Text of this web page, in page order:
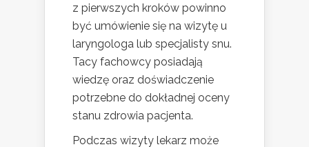
z pierwszych kroków powinno
być umówienie się na wizytę u
laryngologa lub specjalisty snu.
Tacy fachowcy posiadają
wiedzę oraz doświadczenie
potrzebne do dokładnej oceny
stanu zdrowia pacjenta.
Podczas wizyty lekarz może